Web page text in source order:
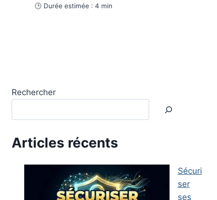
🕒 Durée estimée : 4 min
Rechercher
Articles récents
Sécuri
ser
ses